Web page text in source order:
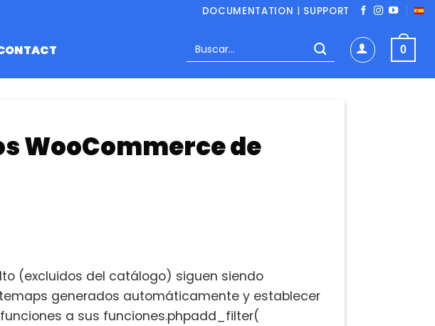
DOCUMENTATION | SUPPORT
Buscar
por:
0
WooCommerce de
(excluidos del catálogo) siguen siendo
generados automáticamente y establecer
a sus funciones.phpadd_filter(